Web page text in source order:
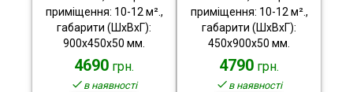
приміщення: 10-12 м².,
габарити (ШхВхГ):
900x450x50 мм.
4690 грн.
в наявності
приміщення: 10-12 м².,
габарити (ШхВхГ):
450x900x50 мм.
4790 грн.
в наявності